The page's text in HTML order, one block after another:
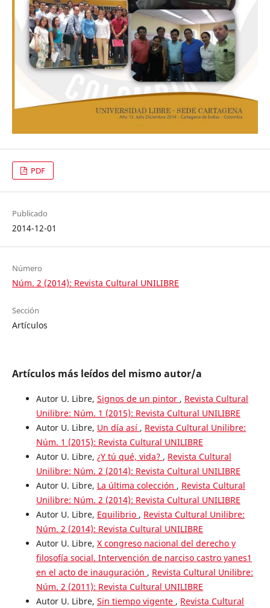
PDF
Publicado
2014-12-01
Número
Núm. 2 (2014): Revista Cultural UNILIBRE
Sección
Artículos
Artículos más leídos del mismo autor/a
Autor U. Libre, Signos de un pintor , Revista Cultural
Unilibre: Núm. 1 (2015): Revista Cultural UNILIBRE
Autor U. Libre, Un día así , Revista Cultural Unilibre:
Núm. 1 (2015): Revista Cultural UNILIBRE
Autor U. Libre, ¿Y tú qué, vida? , Revista Cultural
Unilibre: Núm. 2 (2014): Revista Cultural UNILIBRE
Autor U. Libre, La última colección , Revista Cultural
Unilibre: Núm. 2 (2014): Revista Cultural UNILIBRE
Autor U. Libre, Equilibrio , Revista Cultural Unilibre:
Núm. 2 (2014): Revista Cultural UNILIBRE
Autor U. Libre, X congreso nacional del derecho y
filosofía social. Intervención de narciso castro yanes1
en el acto de inauguración , Revista Cultural Unilibre:
Núm. 2 (2011): Revista Cultural UNILIBRE
Autor U. Libre, Sin tiempo vigente , Revista Cultural